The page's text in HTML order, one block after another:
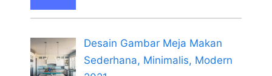
Desain Gambar Meja Makan
Sederhana, Minimalis, Modern